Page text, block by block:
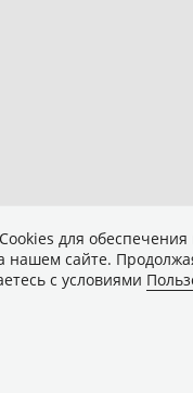
для
нашем сайте.
с условиями